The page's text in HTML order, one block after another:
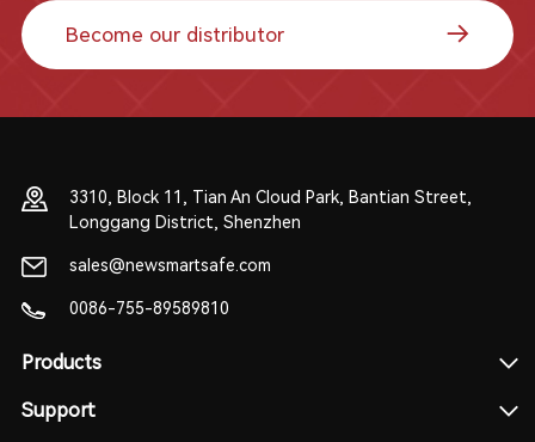
Become our distributor
3310, Block 11, Tian An Cloud Park, Bantian Street,
Longgang District, Shenzhen
sales@newsmartsafe.com
0086-755-89589810
Products
Support